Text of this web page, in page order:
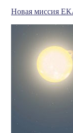
Новая миссия